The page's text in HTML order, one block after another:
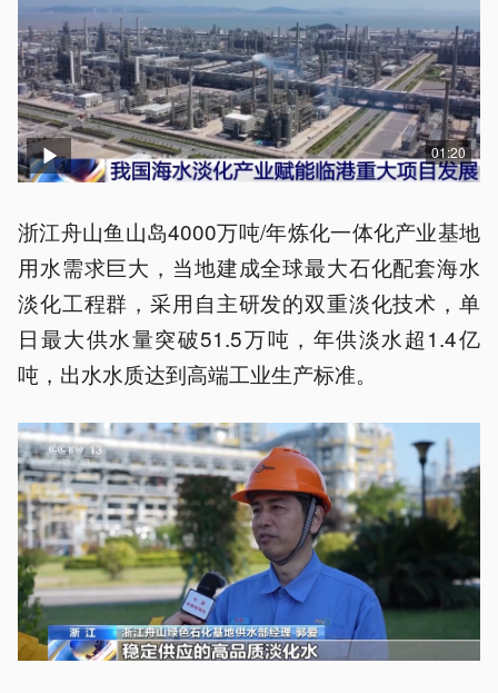
01:20
浙江舟山鱼山岛4000万吨/年炼化一体化产业基地
用水需求巨大，当地建成全球最大石化配套海水
淡化工程群，采用自主研发的双重淡化技术，单
日最大供水量突破51.5万吨，年供淡水超1.4亿
吨，出水水质达到高端工业生产标准。